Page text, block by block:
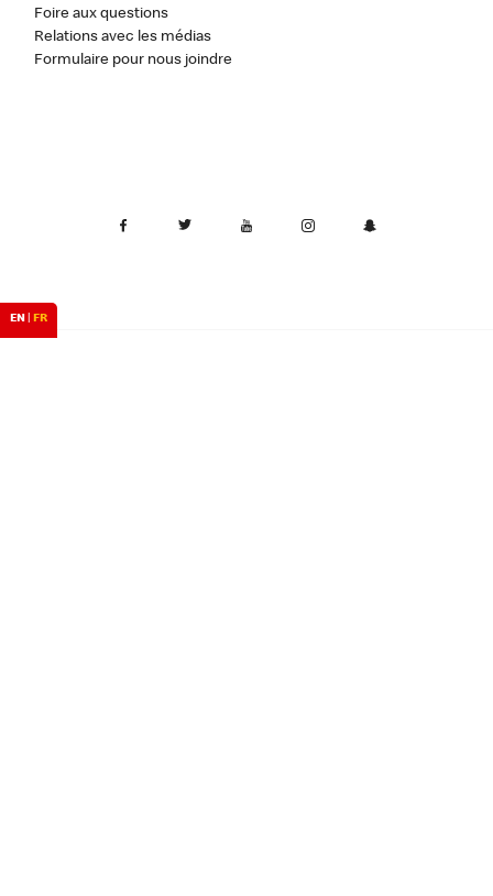
Foire aux questions
Relations avec les médias
Formulaire pour nous joindre
EN| FR